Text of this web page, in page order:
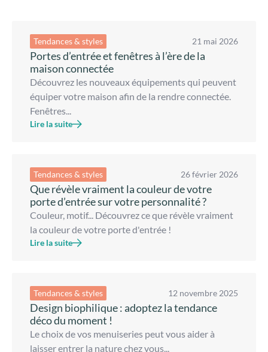
Tendances & styles 21 mai 2026
Portes d’entrée et fenêtres à l’ère de la
maison connectée
Découvrez les nouveaux équipements qui peuvent
équiper votre maison afin de la rendre connectée.
Fenêtres...
Lire la suite
Tendances & styles 26 février 2026
Que révèle vraiment la couleur de votre
porte d’entrée sur votre personnalité ?
Couleur, motif... Découvrez ce que révèle vraiment
la couleur de votre porte d'entrée !
Lire la suite
Tendances & styles 12 novembre 2025
Design biophilique : adoptez la tendance
déco du moment !
Le choix de vos menuiseries peut vous aider à
laisser entrer la nature chez vous...